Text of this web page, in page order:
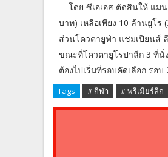
โดย ซีเอเอส ตัดสินให้ แม
บาท) เหลือเพียง 10 ล้านยูโ
ส่วนโควตายูฟ่า แชมเปียนส์
ขณะที่โควตายูโรปาลีก 3 ที่นั่
ต้องไปเริ่มที่รอบคัดเลือก รอบ
Tags # กีฬา # พรีเมียร์ลีก